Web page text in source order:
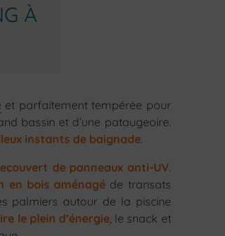
À
et parfaitement tempérée pour
bassin et d’une pataugeoire.
instants de baignade.
de panneaux anti-UV.
en bois aménagé de transats
palmiers autour de la piscine
le plein d’énergie, le snack et